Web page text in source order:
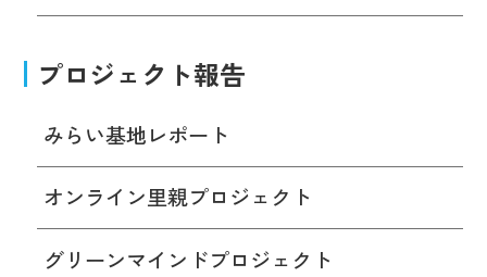
プロジェクト報告
みらい基地レポート
オンライン里親プロジェクト
グリーンマインドプロジェクト